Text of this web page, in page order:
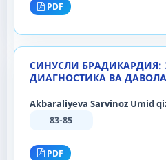
PDF
СИНУСЛИ
ДИАГНОСТИКА ВА
Akbaraliyeva Sarvinoz Umid
83-85
PDF